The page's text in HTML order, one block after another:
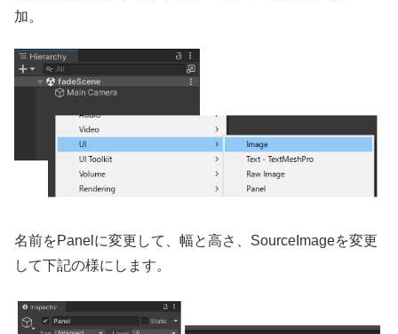
加。
名前をPanelに変更して、幅と高さ、SourceImageを変更
して下記の様にします。